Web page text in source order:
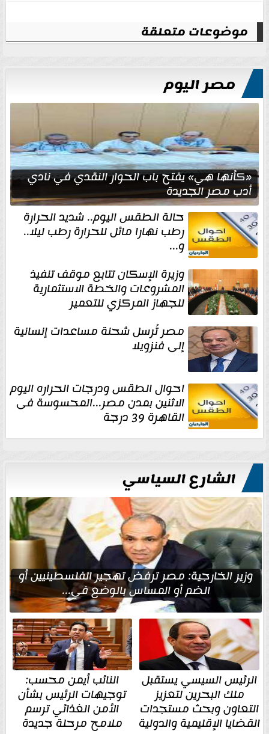
موضوعات متعلقة
مصر اليوم
«كأنها هي» يفتح باب الحوار النقدي في نادي
أدب مصر الجديدة
حالة الطقس اليوم.. شديد الحرارة
رطب نهارا مائل للحرارة رطب ليلا..
و...
وزيرة الإسكان تتابع موقف تنفيذ
المشروعات والخطة الاستثمارية
للجهاز المركزي للتعمير
مصر تُرسل شحنة مساعدات إنسانية
إلى فنزويلا
احوال الطقس ودرجات الحراره اليوم
الاثنين بمدن مصر...المحسوسة فى
القاهرة 39 درجة
الشارع السياسي
وزير الخارجية: مصر ترفض تهجير الفلسطينيين أو
الضم أو المساس بالوضع في...
الرئيس السيسي يستقبل
ملك البحرين لتعزيز
التعاون وبحث مستجدات
القضايا الإقليمية والدولية
النائب أيمن محسب:
توجيهات الرئيس بشأن
الأمن الغذائي ترسم
ملامح مرحلة جديدة